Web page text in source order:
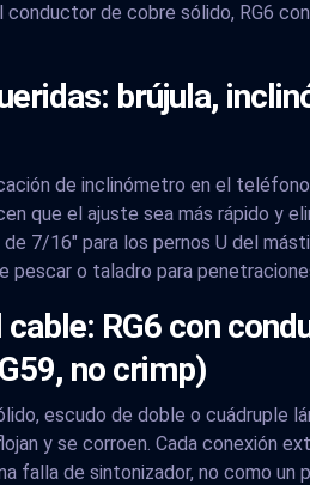
conductor de cobre sólido, RG6
brújula,
de inclinómetro en el
que el ajuste sea más rápido y
7/16" para los pernos U del
pescar o taladro para
RG6 con
no crimp)
escudo de doble o cuádruple
y se corroen. Cada conexión
falla de sintonizador, no como